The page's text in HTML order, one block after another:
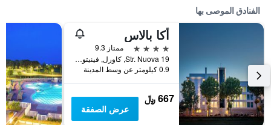
الفنادق الموصى بها
أكا بالاس
4 نجوم
ممتاز 9.3
Str. Nuova 19, كاورل, فينيتو, إيطاليا
0.9 كيلومتر عن وسط المدينة
667 ﷼
عرض الصفقة